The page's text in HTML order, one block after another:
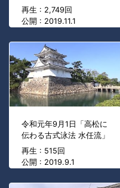
再生 : 2,749回
公開 : 2019.11.1
令和元年9月1日「高松に
伝わる古式泳法 水任流」
再生 : 515回
公開 : 2019.9.1